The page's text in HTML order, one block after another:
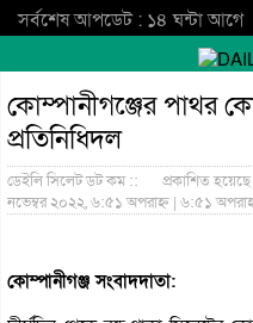
সর্বশেষ আপডেট : ১৪ ঘন্টা আগে
কোম্পানীগঞ্জের পাথর
প্রতিনিধিদল
ডেইলি সিলেট ডট কম ::
প্রকাশিত
নভেম্বর ২০২২, ৬:৫১ অপরাহ্ন | ৬:৫১
কোম্পানীগঞ্জ সংবাদদাতা: